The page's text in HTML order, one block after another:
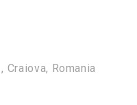
Craiova, Romania